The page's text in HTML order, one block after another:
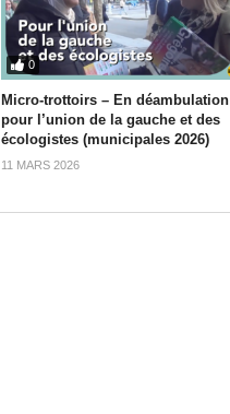
0
Micro-trottoirs – En déambulation
pour l’union de la gauche et des
écologistes (municipales 2026)
11 MARS 2026